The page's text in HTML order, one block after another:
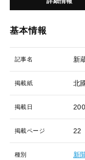
基本情報
記事名 新
掲載紙 北
掲載日
掲載ページ 22
種別 新